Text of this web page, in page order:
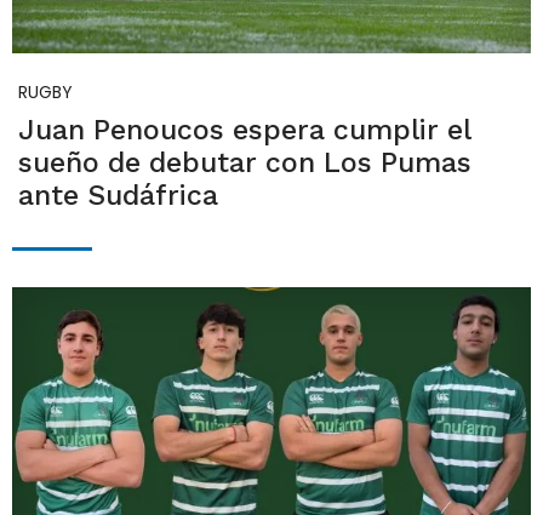
RUGBY
Juan Penoucos espera cumplir el
sueño de debutar con Los Pumas
ante Sudáfrica